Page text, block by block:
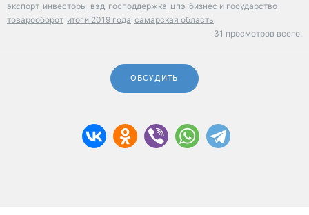
экспорт инвесторы вэд господдержка цпэ бизнес и государство
товарооборот итоги 2019 года самарская область
31 просмотров всего.
ОБСУДИТЬ